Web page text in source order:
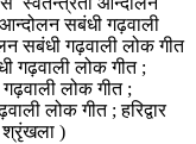
सबंधी गढ़वाली
सबंधी गढ़वाली लोक गीत
गढ़वाली लोक गीत ;
लोक गीत ;
लोक गीत ; हरिद्वार
श्रृंखला )